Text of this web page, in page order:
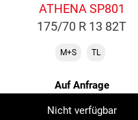
ATHENA SP801
175/70 R 13 82T
M+S TL
Auf Anfrage
Nicht verfügbar